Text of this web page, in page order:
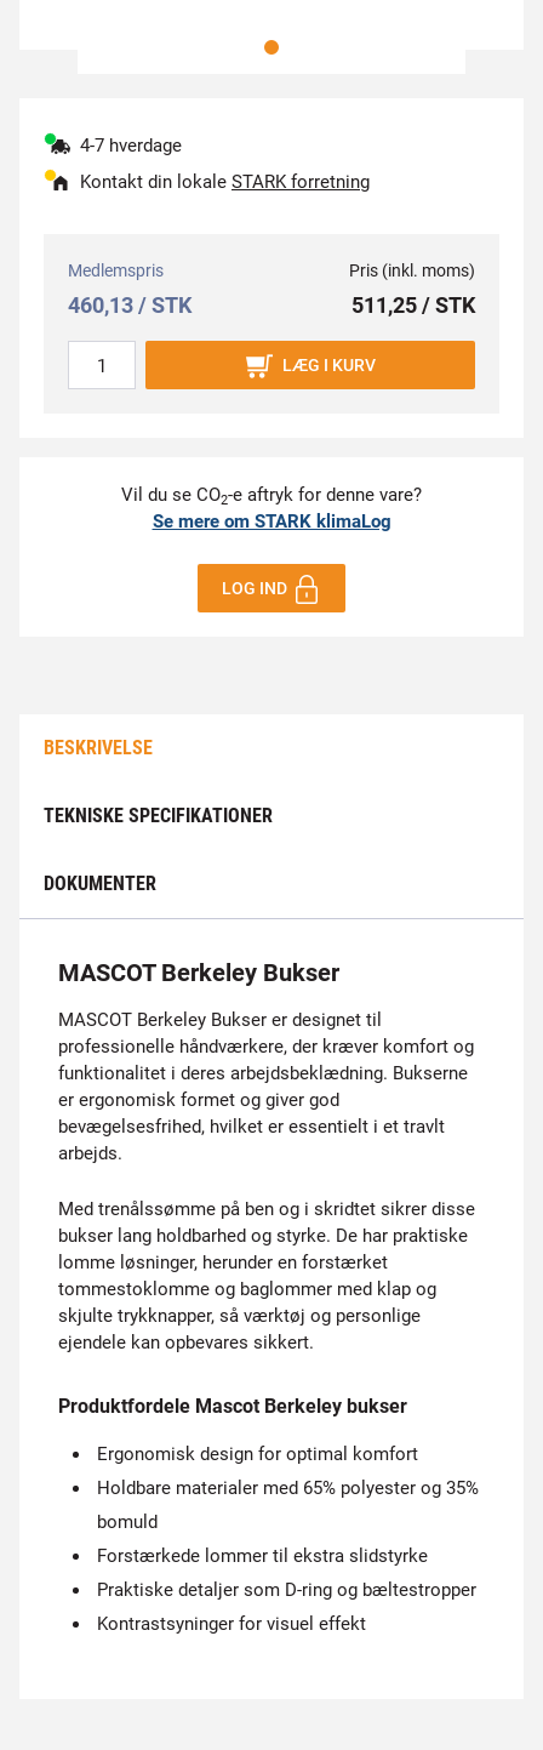
4-7 hverdage
Kontakt din lokale STARK forretning
Medlemspris
460,13 / STK
Pris (inkl. moms)
511,25 / STK
LÆG I KURV
Vil du se CO2-e aftryk for denne vare?
Se mere om STARK klimaLog
LOG IND
BESKRIVELSE
TEKNISKE SPECIFIKATIONER
DOKUMENTER
MASCOT Berkeley Bukser
MASCOT Berkeley Bukser er designet til
professionelle håndværkere, der kræver komfort og
funktionalitet i deres arbejdsbeklædning. Bukserne
er ergonomisk formet og giver god
bevægelsesfrihed, hvilket er essentielt i et travlt
arbejds.
Med trenålssømme på ben og i skridtet sikrer disse
bukser lang holdbarhed og styrke. De har praktiske
lomme løsninger, herunder en forstærket
tommestoklomme og baglommer med klap og
skjulte trykknapper, så værktøj og personlige
ejendele kan opbevares sikkert.
Produktfordele Mascot Berkeley bukser
Ergonomisk design for optimal komfort
Holdbare materialer med 65% polyester og 35%
bomuld
Forstærkede lommer til ekstra slidstyrke
Praktiske detaljer som D-ring og bæltestropper
Kontrastsyninger for visuel effekt